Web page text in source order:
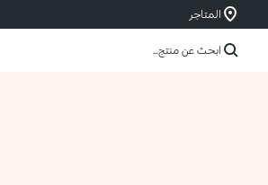
المتاجر
ابحث عن منتج...